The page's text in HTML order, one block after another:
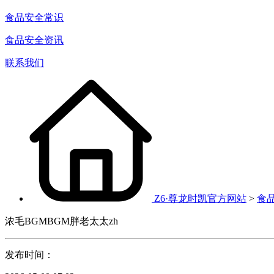
食品安全常识
食品安全资讯
联系我们
Z6·尊龙时凯官方网站 > 食
浓毛BGMBGM胖老太太zh
发布时间：